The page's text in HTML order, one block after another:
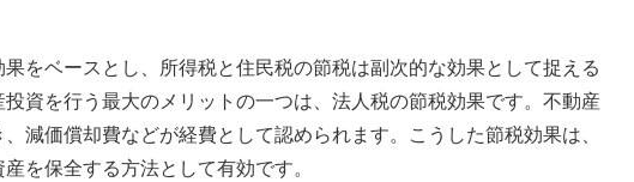
をベースとし、所得税と住民税の節税は副次的な効果として捉える
資を行う最大のメリットの一つは、法人税の節税効果です。不動産
減価償却費などが経費として認められます。こうした節税効果は、
を保全する方法として有効です。